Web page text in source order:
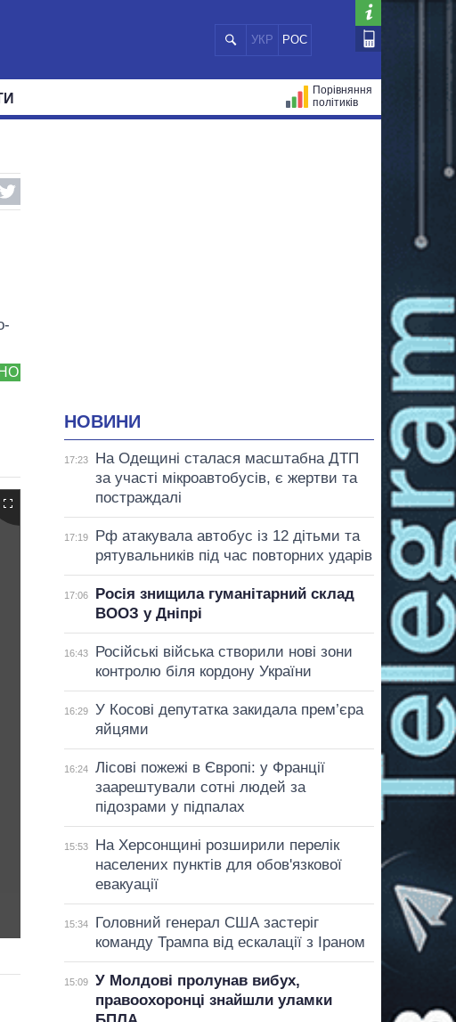
УКР РОС
Порівняння
політиків
НОВИНИ
17:23
На Одещині сталася масштабна ДТП
за участі мікроавтобусів, є жертви та
постраждалі
17:19
Рф атакувала автобус із 12 дітьми та
рятувальників під час повторних ударів
17:06
Росія знищила гуманітарний склад
ВООЗ у Дніпрі
16:43
Російські війська створили нові зони
контролю біля кордону України
16:29
У Косові депутатка закидала прем’єра
яйцями
16:24
Лісові пожежі в Європі: у Франції
заарештували сотні людей за
підозрами у підпалах
15:53
На Херсонщині розширили перелік
населених пунктів для обов'язкової
евакуації
15:34
Головний генерал США застеріг
команду Трампа від ескалації з Іраном
15:09
У Молдові пролунав вибух,
правоохоронці знайшли уламки